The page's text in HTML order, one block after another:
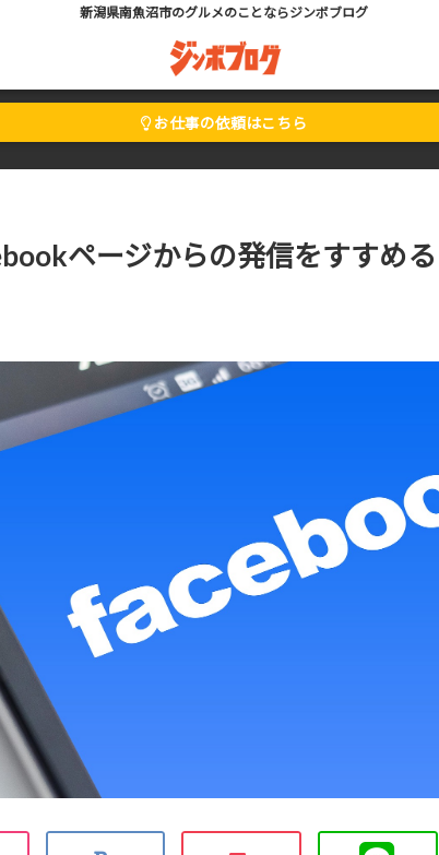
新潟県南魚沼市のグルメのことならジンボブログ
お仕事の依頼はこちら
ページからの発信をすすめる